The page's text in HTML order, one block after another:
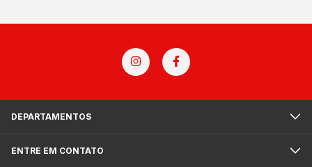
DEPARTAMENTOS
ENTRE EM CONTATO